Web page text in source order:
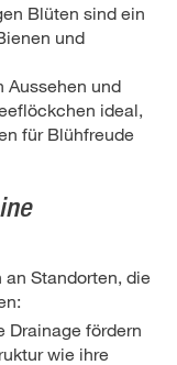
Blüten sind ein
und
Aussehen und
ideal,
für Blühfreude
Standorten, die
Drainage fördern
wie ihre